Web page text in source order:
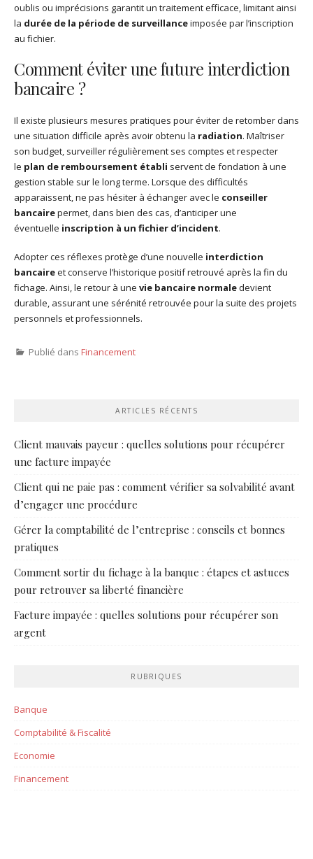
oublis ou imprécisions garantit un traitement efficace, limitant ainsi
la durée de la période de surveillanceimposée par l’inscription
au fichier.
Comment éviter une future interdiction
bancaire ?
Il existe plusieurs mesures pratiques pour éviter de retomber dans
une situation difficile après avoir obtenu la radiation. Maîtriser
son budget, surveiller régulièrement ses comptes et respecter
le plan de remboursement établi servent de fondation à une
gestion stable sur le long terme. Lorsque des difficultés
apparaissent, ne pas hésiter à échanger avec le conseiller
bancairepermet, dans bien des cas, d’anticiper une
éventuelle inscription à un fichier d’incident.
Adopter ces réflexes protège d’une nouvelle interdiction
bancaireet conserve l’historique positif retrouvé après la fin du
fichage. Ainsi, le retour à une vie bancaire normaledevient
durable, assurant une sérénité retrouvée pour la suite des projets
personnels et professionnels.
Publié dans Financement
ARTICLES RÉCENTS
Client mauvais payeur : quelles solutions pour récupérer
une facture impayée
Client qui ne paie pas : comment vérifier sa solvabilité avant
d’engager une procédure
Gérer la comptabilité de l’entreprise : conseils et bonnes
pratiques
Comment sortir du fichage à la banque : étapes et astuces
pour retrouver sa liberté financière
Facture impayée : quelles solutions pour récupérer son
argent
RUBRIQUES
Banque
Comptabilité & Fiscalité
Economie
Financement